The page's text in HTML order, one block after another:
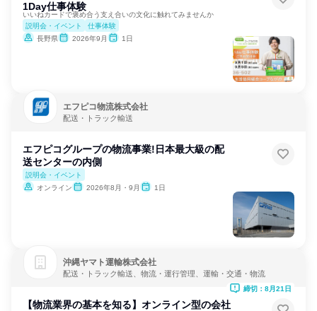
1Day仕事体験
いいねカードで褒め合う支え合いの文化に触れてみませんか
説明会・イベント
仕事体験
長野県
2026年9月 1日
エフピコ物流株式会社
配送・トラック輸送
エフピコグループの物流事業!日本最大級の配
送センターの内側
説明会・イベント
オンライン
2026年8月・9月 1日
沖縄ヤマト運輸株式会社
配送・トラック輸送、物流・運行管理、運輸・交通・物流
【物流業界の基本を知る】オンライン型の会社
締切：8月21日